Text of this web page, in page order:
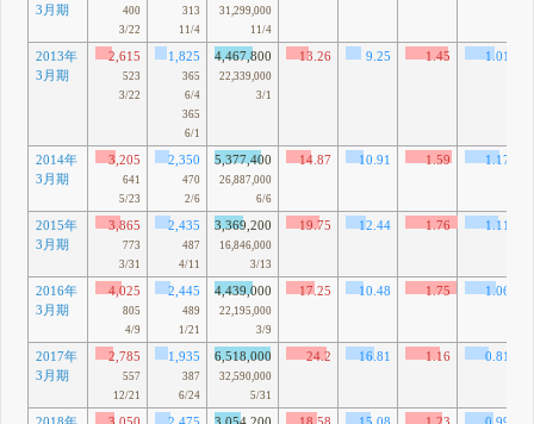
3月期
400
3/22
313
11/4
31,299,000
11/4
2013年
3月期
2,615
523
3/22
1,825
365
6/4
365
6/1
4,467,800
22,339,000
3/1
13.26 9.25 1.45
1.01
2014年
3月期
3,205
641
5/23
2,350
470
2/6
5,377,400
26,887,000
6/6
14.87 10.91 1.59
1.17
2015年
3月期
3,865
773
3/31
2,435
487
4/11
3,369,200
16,846,000
3/13
19.75 12.44 1.76
1.11
2016年
3月期
4,025
805
4/9
2,445
489
1/21
4,439,000
22,195,000
3/9
17.25 10.48 1.75
1.06
2017年
3月期
2,785
557
12/21
1,935
387
6/24
6,518,000
32,590,000
5/31
24.2 16.81 1.16
0.81